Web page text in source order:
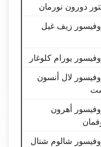
دورون نورمان
زيف غيل
يورام كلوغار
لال أنسون
أهرون
شالوم شتال